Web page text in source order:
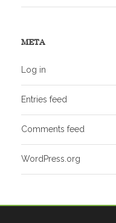
META
Log in
Entries feed
Comments feed
WordPress.org